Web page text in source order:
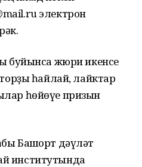
электрон
буйынса жюри икенсе
һайлай, лайктар
һөйөүе призын
Башҡорт дәүләт
институтында